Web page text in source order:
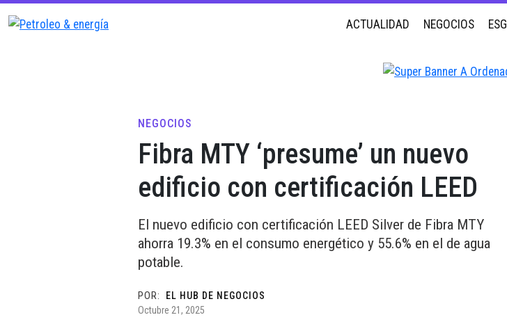
ACTUALIDAD NEGOCIOS ESG
NEGOCIOS
Fibra MTY ‘presume’ un nuevo
edificio con certificación LEED
El nuevo edificio con certificación LEED Silver de Fibra MTY
ahorra 19.3% en el consumo energético y 55.6% en el de agua
potable.
POR:
EL HUB DE NEGOCIOS
Octubre 21, 2025